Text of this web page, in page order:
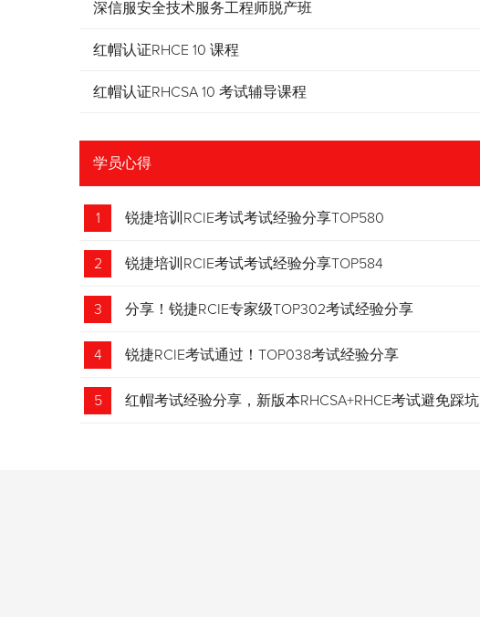
深信服安全技术服务工程师脱产班
红帽认证RHCE 10 课程
红帽认证RHCSA 10 考试辅导课程
学员心得
1 锐捷培训RCIE考试考试经验分享TOP580
2 锐捷培训RCIE考试考试经验分享TOP584
3 分享！锐捷RCIE专家级TOP302考试经验分享
4 锐捷RCIE考试通过！TOP038考试经验分享
5 红帽考试经验分享，新版本RHCSA+RHCE考试避免踩坑